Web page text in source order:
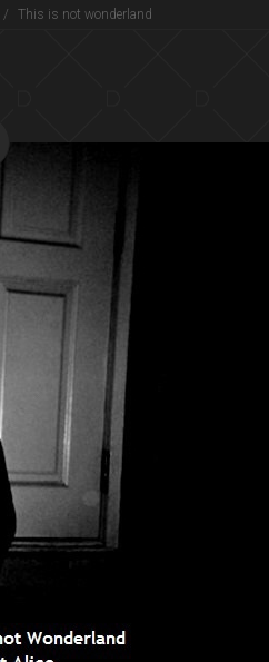
/ This is not wonderland